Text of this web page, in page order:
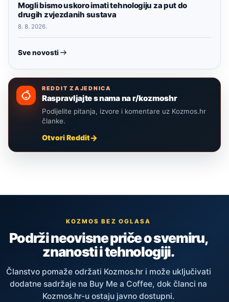
Mogli bismo uskoro imati tehnologiju za put do
drugih zvjezdanih sustava
8. 8. 2026.
Sve novosti
REDDIT ZAJEDNICA
Raspravljajte s nama na r/kozmoshr
Podijelite pitanja, izvore i komentare uz Kozmos.hr
članke.
Otvori Reddit
KOZMOS BEZ OGLASA
Podrži neovisne priče o svemiru,
znanosti i tehnologiji.
Članstvo pomaže održati Kozmos.hr i može uključivati
dodatne sadržaje na Buy Me a Coffee, dok članci na
Kozmos.hr-u ostaju javno dostupni.